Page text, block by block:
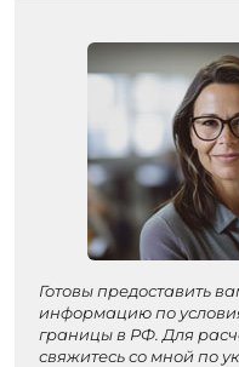
Готовы предоставить
информацию по
границы в РФ. Для
свяжитесь со мной по